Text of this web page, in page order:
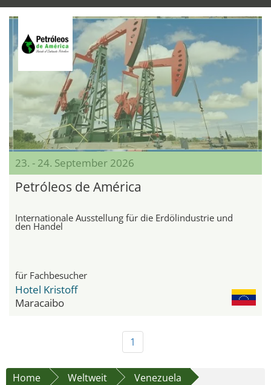
23. - 24. September 2026
Petróleos de América
Internationale Ausstellung für die Erdölindustrie und
den Handel
für Fachbesucher
Hotel Kristoff
Maracaibo
1
Home Weltweit
Venezuela